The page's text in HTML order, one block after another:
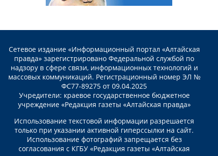
Сетевое издание «Информационный портал «Алтайская
правда» зарегистрировано Федеральной службой по
надзору в сфере связи, информационных технологий и
массовых коммуникаций. Регистрационный номер ЭЛ №
ФС77-89275 от 09.04.2025
Учредители: краевое государственное бюджетное
учреждение «Редакция газеты «Алтайская правда»
Использование текстовой информации разрешается
только при указании активной гиперссылки на сайт.
Использование фотографий запрещается без
согласования с КГБУ «Редакция газеты «Алтайская